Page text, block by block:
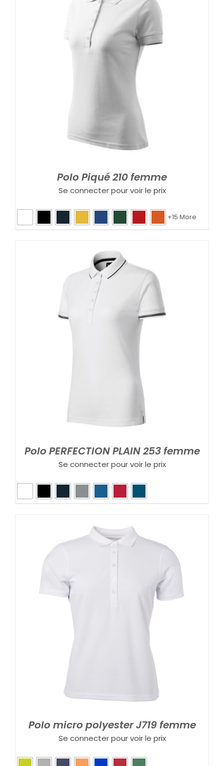
Polo Piqué 210 femme
Se connecter pour voir le prix
+15 More
Polo PERFECTION PLAIN 253 femme
Se connecter pour voir le prix
Polo micro polyester J719 femme
Se connecter pour voir le prix